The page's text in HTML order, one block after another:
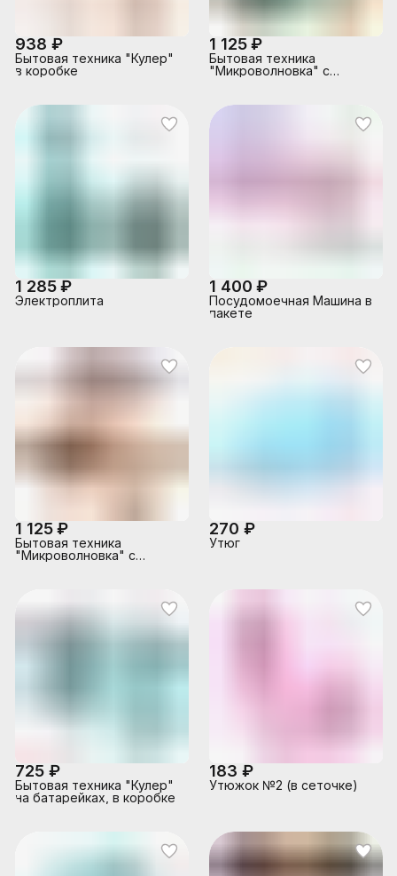
938 ₽
Бытовая техника "Кулер"
в коробке
1 125 ₽
Бытовая техника
"Микроволновка" с
бирюзовый, (свет, звук) в
коробке
1 285 ₽
Электроплита
1 400 ₽
Посудомоечная Машина в
пакете
1 125 ₽
Бытовая техника
"Микроволновка" с
коробке
270 ₽
Утюг
725 ₽
Бытовая техника "Кулер"
на батарейках, в коробке
183 ₽
Утюжок №2 (в сеточке)